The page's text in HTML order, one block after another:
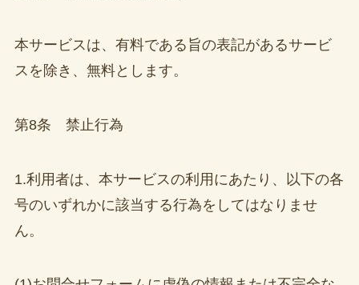
本サービスは、有料である旨の表記があるサービ
スを除き、無料とします。
第8条 禁止行為
1.利用者は、本サービスの利用にあたり、以下の各
号のいずれかに該当する行為をしてはなりませ
ん。